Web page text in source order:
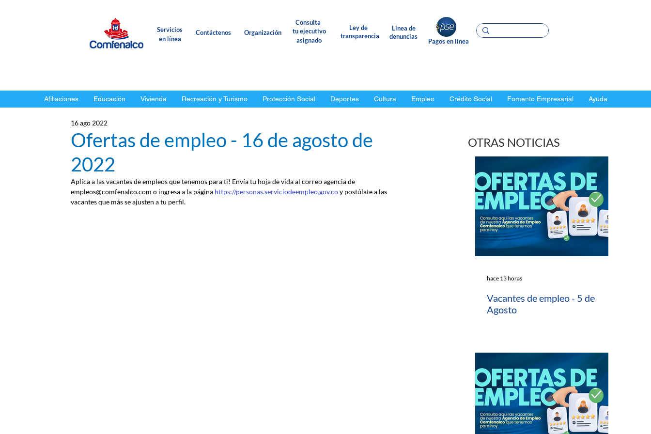
Servicios
en línea
Contáctenos Organización
Consulta
tu ejecutivo
asignado
Ley de
transparencia
Linea de
denuncias
Pagos en línea
Afiliaciones Educación Vivienda Recreación y Turismo Protección Social Deportes Cultura Empleo Crédito Social Fomento Empresarial Ayuda
Ofertas de empleo - 16 de agosto de
2022
16 ago 2022
Aplica a las vacantes de empleos que tenemos para ti! Envía tu hoja de vida al correo agencia de
empleos@comfenalco.com o ingresa a la página https://personas.serviciodeempleo.gov.co y postúlate a las
vacantes que más se ajusten a tu perfil.
OTRAS NOTICIAS
Vacantes de empleo - 5 de
Agosto
hace 13 horas